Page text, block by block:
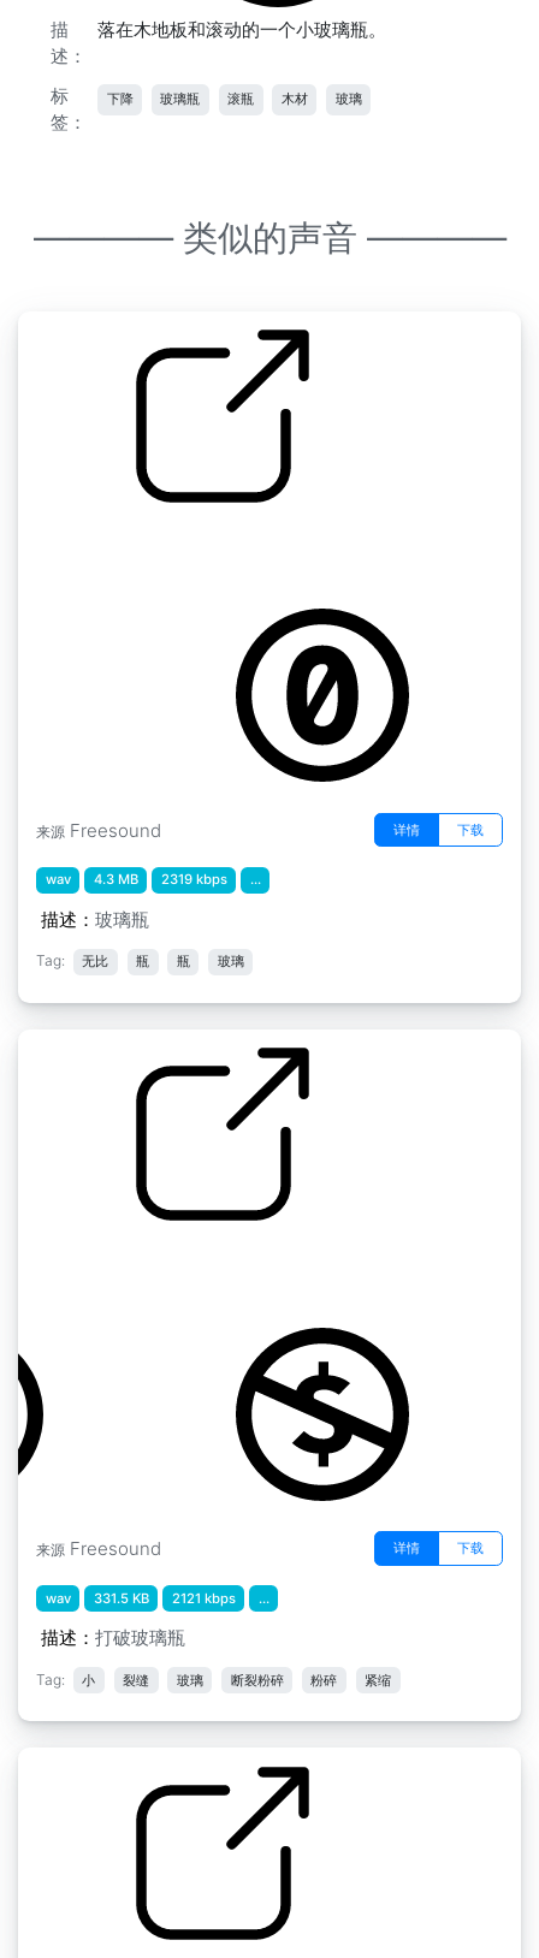
描
述：
落在木地板和滚动的一个小玻璃瓶。
标
签：
下降 玻璃瓶 滚瓶 木材 玻璃
———— 类似的声音 ————
来源 Freesound 详情 下载
wav 4.3 MB 2319 kbps ...
描述： 玻璃瓶
Tag: 无比 瓶 瓶 玻璃
来源 Freesound 详情 下载
wav 331.5 KB 2121 kbps ...
描述： 打破玻璃瓶
Tag: 小 裂缝 玻璃 断裂粉碎 粉碎 紧缩